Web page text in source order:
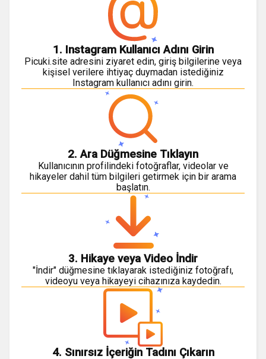
1. Instagram Kullanıcı Adını Girin
Picuki.site adresini ziyaret edin, giriş bilgilerine veya
kişisel verilere ihtiyaç duymadan istediğiniz
Instagram kullanıcı adını girin.
2. Ara Düğmesine Tıklayın
Kullanıcının profilindeki fotoğraflar, videolar ve
hikayeler dahil tüm bilgileri getirmek için bir arama
başlatın.
3. Hikaye veya Video İndir
"İndir" düğmesine tıklayarak istediğiniz fotoğrafı,
videoyu veya hikayeyi cihazınıza kaydedin.
4. Sınırsız İçeriğin Tadını Çıkarın